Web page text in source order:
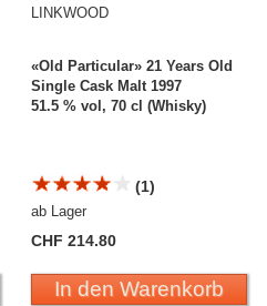
LINKWOOD
«Old Particular» 21 Years Old
Single Cask Malt 1997
51.5 % vol, 70 cl (Whisky)
(1)
ab Lager
CHF 214.80
In den Warenkorb